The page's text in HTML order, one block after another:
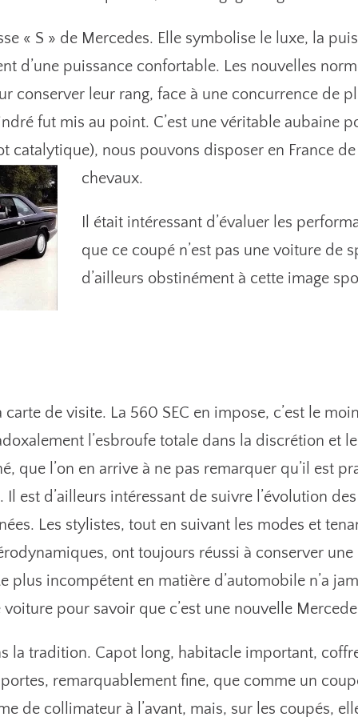
« S » de Mercedes. Elle symbolise le luxe, la
d’une puissance confortable. Les nouvelles
conserver leur rang, face à une concurrence de
fut mis au point. C’est une véritable aubaine
catalytique), nous pouvons disposer en France
chevaux.
Il était intéressant d’évaluer les
que ce coupé n’est pas une voiture de
d’ailleurs obstinément à cette image
de visite. La 560 SEC en impose, c’est le
l’esbroufe totale dans la discrétion et
que l’on en arrive à ne pas remarquer qu’il est
est d’ailleurs intéressant de suivre l’évolution
Les stylistes, tout en suivant les modes et
ont toujours réussi à conserver
plus incompétent en matière d’automobile n’a
pour savoir que c’est une nouvelle
la tradition. Capot long, habitacle important,
remarquablement fine, que comme un
de collimateur à l’avant, mais, sur les coupés,